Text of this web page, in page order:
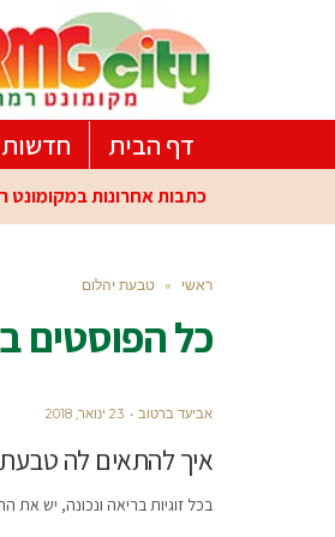
דף הבית
כתבות אחרונות במקומונט
ראשי » טבעת יהלום
כל הפוסטים ב
אביעד ברטוב 23 ינואר, 2018
איך להתאים לה טבעת
בכל זוגיות בריאה ונכונה, יש